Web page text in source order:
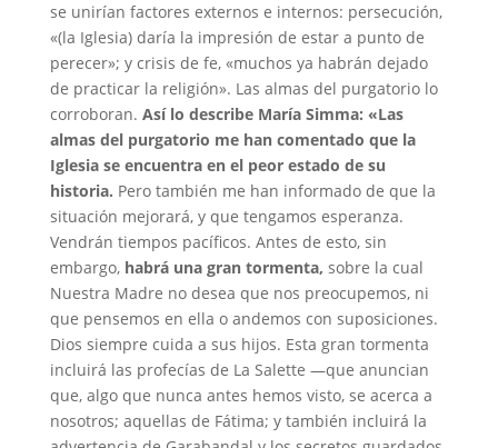
se unirían factores externos e internos: persecución,
«(la Iglesia) daría la impresión de estar a punto de
perecer»; y crisis de fe, «muchos ya habrán dejado
de practicar la religión». Las almas del purgatorio lo
corroboran. Así lo describe María Simma: «Las
almas del purgatorio me han comentado que la
Iglesia se encuentra en el peor estado de su
historia. Pero también me han informado de que la
situación mejorará, y que tengamos esperanza.
Vendrán tiempos pacíficos. Antes de esto, sin
embargo, habrá una gran tormenta, sobre la cual
Nuestra Madre no desea que nos preocupemos, ni
que pensemos en ella o andemos con suposiciones.
Dios siempre cuida a sus hijos. Esta gran tormenta
incluirá las profecías de La Salette —que anuncian
que, algo que nunca antes hemos visto, se acerca a
nosotros; aquellas de Fátima; y también incluirá la